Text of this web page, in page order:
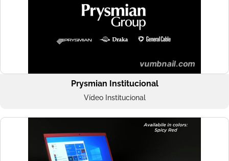
Prysmian Institucional
Vídeo Institucional